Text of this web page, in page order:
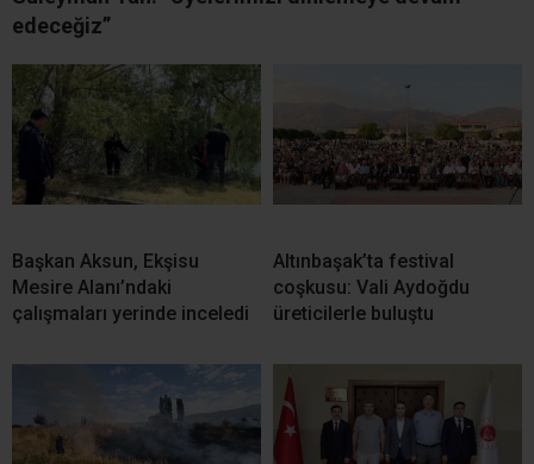
edeceğiz”
Başkan Aksun, Ekşisu
Mesire Alanı’ndaki
çalışmaları yerinde inceledi
Altınbaşak’ta festival
coşkusu: Vali Aydoğdu
üreticilerle buluştu